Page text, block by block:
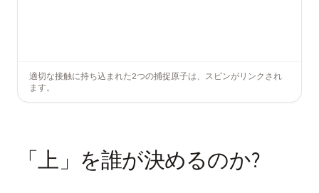
適切な接触に持ち込まれた2つの捕捉原子は、スピンがリンクされ
ます。
「上」を誰が決めるのか?